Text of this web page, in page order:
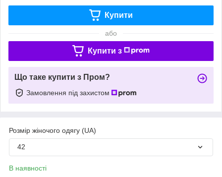
Купити
або
Купити з
Що таке купити з Пром?
Замовлення під захистом
Розмір жіночого одягу (UA)
42
В наявності